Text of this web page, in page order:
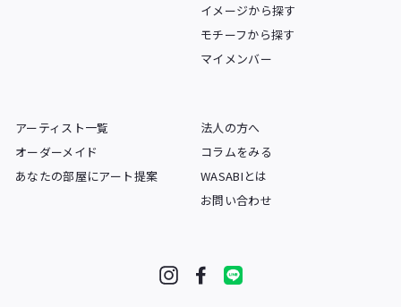
イメージから探す
モチーフから探す
マイメンバー
アーティスト一覧
オーダーメイド
あなたの部屋にアート提案
法人の方へ
コラムをみる
WASABIとは
お問い合わせ